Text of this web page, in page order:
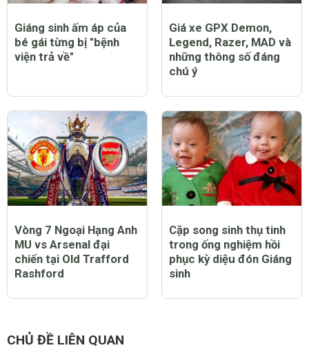
viện trả về"
những thông số đáng
chú ý
Vòng 7 Ngoại Hạng Anh
Rashford
Cặp song sinh thụ tinh